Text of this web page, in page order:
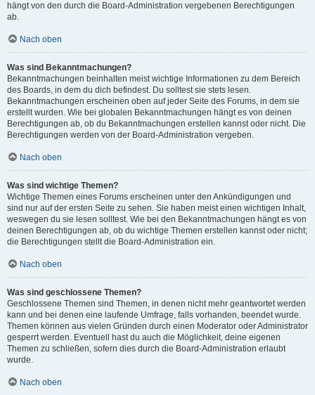
hängt von den durch die Board-Administration vergebenen Berechtigungen
ab.
Nach oben
Was sind Bekanntmachungen?
Bekanntmachungen beinhalten meist wichtige Informationen zu dem Bereich
des Boards, in dem du dich befindest. Du solltest sie stets lesen.
Bekanntmachungen erscheinen oben auf jeder Seite des Forums, in dem sie
erstellt wurden. Wie bei globalen Bekanntmachungen hängt es von deinen
Berechtigungen ab, ob du Bekanntmachungen erstellen kannst oder nicht. Die
Berechtigungen werden von der Board-Administration vergeben.
Nach oben
Was sind wichtige Themen?
Wichtige Themen eines Forums erscheinen unter den Ankündigungen und
sind nur auf der ersten Seite zu sehen. Sie haben meist einen wichtigen Inhalt,
weswegen du sie lesen solltest. Wie bei den Bekanntmachungen hängt es von
deinen Berechtigungen ab, ob du wichtige Themen erstellen kannst oder nicht;
die Berechtigungen stellt die Board-Administration ein.
Nach oben
Was sind geschlossene Themen?
Geschlossene Themen sind Themen, in denen nicht mehr geantwortet werden
kann und bei denen eine laufende Umfrage, falls vorhanden, beendet wurde.
Themen können aus vielen Gründen durch einen Moderator oder Administrator
gesperrt werden. Eventuell hast du auch die Möglichkeit, deine eigenen
Themen zu schließen, sofern dies durch die Board-Administration erlaubt
wurde.
Nach oben